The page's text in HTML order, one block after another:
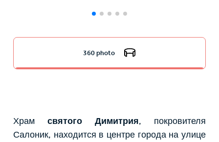
360 photo
Храм святого Димитрия, покровителя
Салоник, находится в центре города на улице